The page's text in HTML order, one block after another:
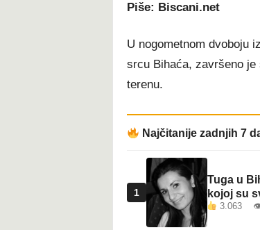
Piše: Biscani.net
U nogometnom dvoboju
srcu Bihaća, završeno
terenu.
Najčitanije zadnjih 7
1
Tuga u
kojoj su
3.063 👁